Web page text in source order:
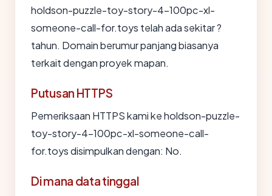
holdson-puzzle-toy-story-4-100pc-xl-
someone-call-for.toys telah ada sekitar ?
tahun. Domain berumur panjang biasanya
terkait dengan proyek mapan.
Putusan HTTPS
Pemeriksaan HTTPS kami ke holdson-puzzle-
toy-story-4-100pc-xl-someone-call-
for.toys disimpulkan dengan: No.
Di mana data tinggal